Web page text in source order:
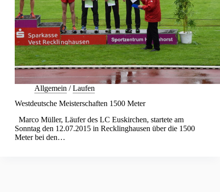
Allgemein /Laufen
Westdeutsche Meisterschaften 1500 Meter
Marco Müller, Läufer des LC Euskirchen, startete am
Sonntag den 12.07.2015 in Recklinghausen über die 1500
Meter bei den…